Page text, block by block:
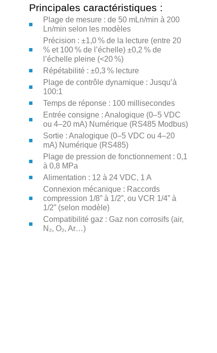
Principales caractéristiques :
Plage de mesure : de 50 mLn/min à 200
Ln/min selon les modèles
Précision : ±1,0 % de la lecture (entre 20
% et 100 % de l’échelle) ±0,2 % de
l’échelle pleine (<20 %)
Répétabilité : ±0,3 % lecture
Plage de contrôle dynamique : Jusqu’à
100:1
Temps de réponse : 100 millisecondes
Entrée consigne : Analogique (0–5 VDC
ou 4–20 mA) Numérique (RS485 Modbus)
Sortie : Analogique (0–5 VDC ou 4–20
mA) Numérique (RS485)
Plage de pression de fonctionnement : 0,1
à 0,8 MPa
Alimentation : 12 à 24 VDC, 1 A
Connexion mécanique : Raccords
compression 1/8” à 1/2”, ou VCR 1/4” à
1/2” (selon modèle)
Compatibilité gaz : Gaz non corrosifs (air,
N₂, O₂, Ar…)